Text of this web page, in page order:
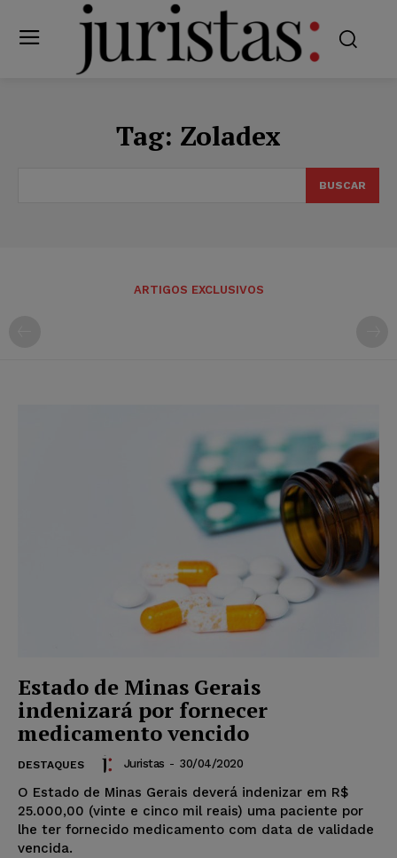
Tag: Zoladex
BUSCAR
ARTIGOS EXCLUSIVOS
Estado de Minas Gerais
indenizará por fornecer
medicamento vencido
DESTAQUES Juristas - 30/04/2020
O Estado de Minas Gerais deverá indenizar em R$
25.000,00 (vinte e cinco mil reais) uma paciente por
lhe ter fornecido medicamento com data de validade
vencida.